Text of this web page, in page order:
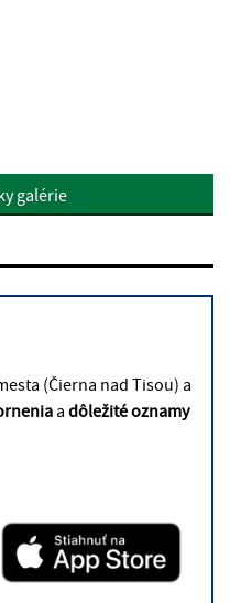
galérie
(Čierna nad Tisou) a
a dôležité oznamy